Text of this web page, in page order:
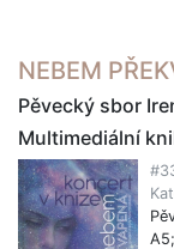
NEBEM
Pěvecký sbor
Multimediální
A5;